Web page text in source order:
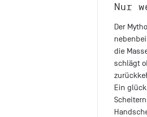
Nur
Der
die
schlägt
Ein